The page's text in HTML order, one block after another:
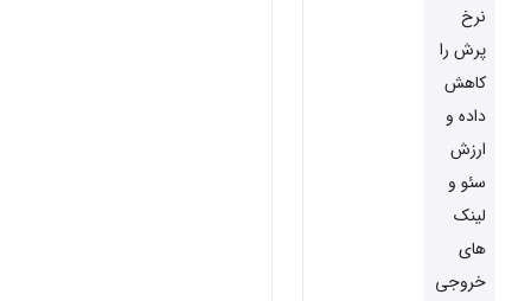
نرخ
پرش را
کاهش
داده و
ارزش
سئو و
لینک
های
خروجی